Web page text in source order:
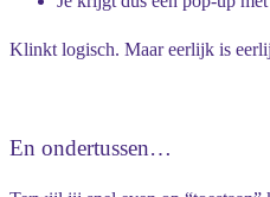
Klinkt logisch. Maar eerlijk is
En ondertussen…